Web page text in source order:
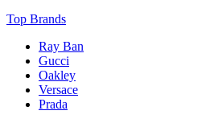
Top Brands
Ray Ban
Gucci
Oakley
Versace
Prada